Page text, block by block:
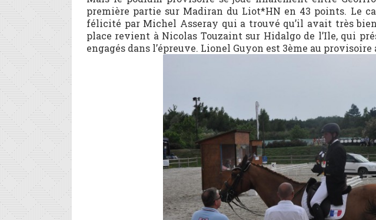
première partie sur Madiran du Liot*HN en 43 points. Le
félicité par Michel Asseray qui a trouvé qu’il avait très
place revient à Nicolas Touzaint sur Hidalgo de l’Ile, qui
engagés dans l’épreuve. Lionel Guyon est 3ème au